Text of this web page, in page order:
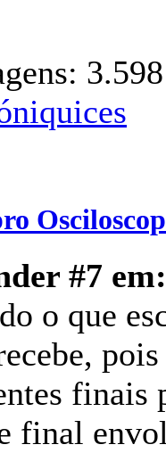
3.598
#7 em:
o que
finais
final